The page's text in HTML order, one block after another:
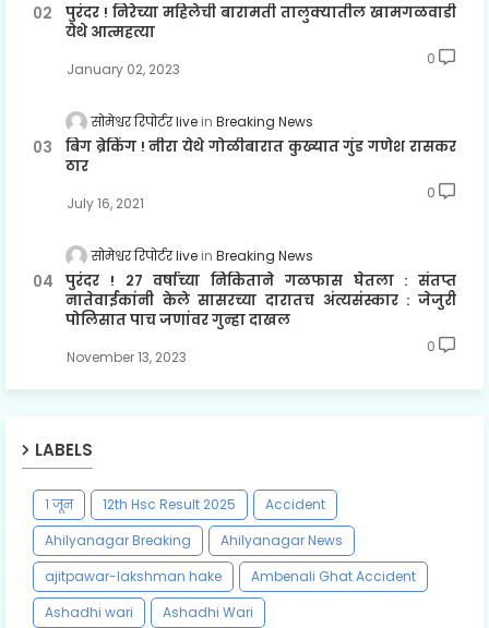
पुरंदर ! निरेच्या महिलेची बारामती तालुक्यातील खामगळवाडी
येथे आत्महत्या
January 02, 2023
0
सोमेश्वर रिपोर्टर live Breaking News
बिग ब्रेकिंग ! नीरा येथे गोळीबारात कुख्यात गुंड गणेश रासकर
ठार
July 16, 2021
0
सोमेश्वर रिपोर्टर live Breaking News
पुरंदर ! २७ वर्षाच्या निकिताने गळफास घेतला : संतप्त
नातेवाईकांनी केले सासरच्या दारातच अंत्यसंस्कार : जेजुरी
पोलिसात पाच जणांवर गुन्हा दाखल
November 13, 2023
0
LABELS
१ जून 12th Hsc Result 2025
Accident
Ahilyanagar Breaking
Ahilyanagar News
ajitpawar-lakshman hake
Ambenali Ghat Accident
Ashadhi wari
Ashadhi Wari